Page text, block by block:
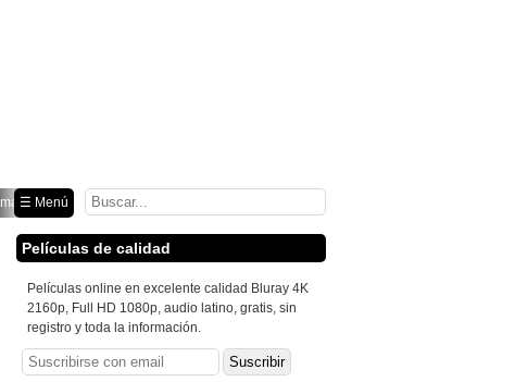
☰ Menú
Películas de calidad
Películas online en excelente calidad Bluray 4K
2160p, Full HD 1080p, audio latino, gratis, sin
registro y toda la información.